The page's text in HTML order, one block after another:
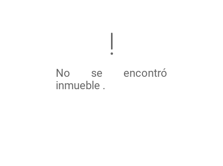
No se encontró
inmueble .